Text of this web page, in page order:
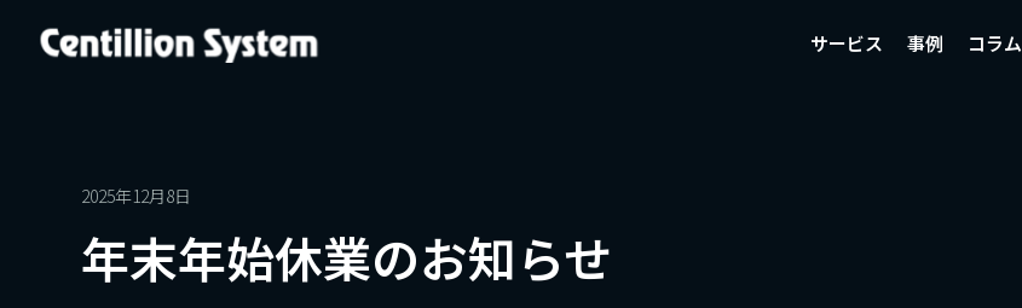
サービス 事例 コラム
2025年12月8日
年末年始休業のお知らせ